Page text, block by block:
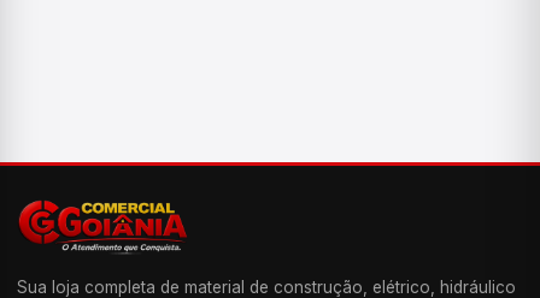
Sua loja completa de material de construção, elétrico, hidráulico